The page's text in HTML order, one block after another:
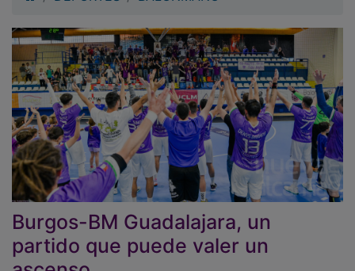
Burgos-BM Guadalajara, un
partido que puede valer un
ascenso